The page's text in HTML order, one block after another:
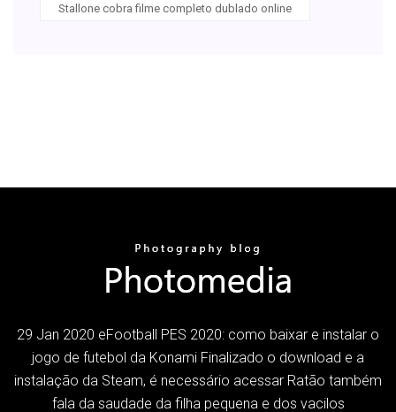
Stallone cobra filme completo dublado online
29 Jan 2020 eFootball PES 2020: como baixar e instalar o
jogo de futebol da Konami Finalizado o download e a
instalação da Steam, é necessário acessar Ratão também
fala da saudade da filha pequena e dos vacilos